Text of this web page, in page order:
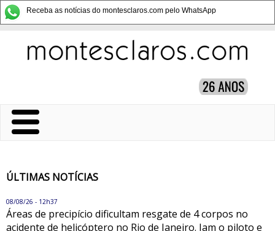
Receba as notícias do montesclaros.com pelo WhatsApp
ÚLTIMAS NOTÍCIAS
08/08/26 - 12h37
Áreas de precipício dificultam resgate de 4 corpos no
acidente de helicóptero no Rio de Janeiro. Iam o piloto e